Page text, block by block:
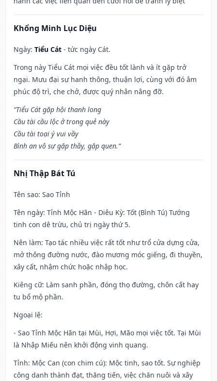
Khổng Minh Lục Diệu
Ngày: Tiểu Cát - tức ngày Cát.
Trong này Tiểu Cát mọi việc đều tốt lành và ít gặp trở
ngại. Mưu đại sự hanh thông, thuận lợi, cùng với đó âm
phúc độ trì, che chở, được quý nhân nâng đỡ.
“Tiểu Cát gặp hội thanh long
Cầu tài cầu lộc ở trong quẻ này
Cầu tài toại ý vui vầy
Bình an vô sự gặp thầy, gặp quen.”
Nhị Thập Bát Tú
Tên sao: Sao Tỉnh
Tên ngày: Tỉnh Mộc Hãn - Diêu Kỳ: Tốt (Bình Tú) Tướng
tinh con dê trừu, chủ trị ngày thứ 5.
Nên làm: Tạo tác nhiều việc rất tốt như trổ cửa dựng cửa,
mở thông đường nước, đào mương móc giếng, đi thuyền,
xây cất, nhậm chức hoặc nhập học.
Kiêng cữ: Làm sanh phần, đóng thọ đường, chôn cất hay
tu bổ mộ phần.
Ngoại lệ:
- Sao Tỉnh Mộc Hãn tại Mùi, Hợi, Mão mọi việc tốt. Tại Mùi
là Nhập Miếu nên khởi động vinh quang.
Tỉnh: Mộc Can (con chim cú): Mộc tinh, sao tốt. Sự nghiệp
công danh thành đạt, thăng tiến, việc chăn nuôi và xây